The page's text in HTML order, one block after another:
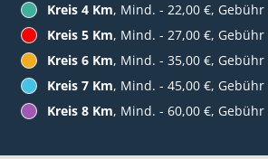
Kreis 4 Km, Mind. - 22,00 €, Gebühr
Kreis 5 Km, Mind. - 27,00 €, Gebühr
Kreis 6 Km, Mind. - 35,00 €, Gebühr
Kreis 7 Km, Mind. - 45,00 €, Gebühr
Kreis 8 Km, Mind. - 60,00 €, Gebühr